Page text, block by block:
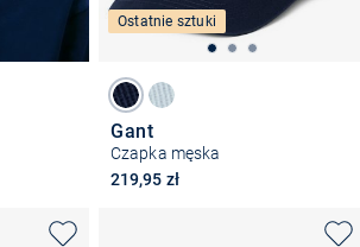
Ostatnie sztuki
Gant
Czapka męska
219,95 zł